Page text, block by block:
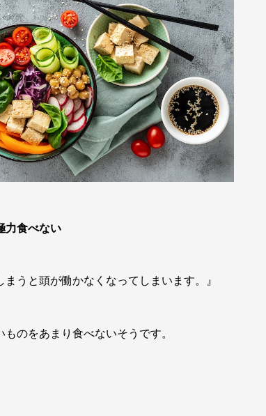
力食べない
うと頭が働かなくなってしまいます。』
ものをあまり食べないそうです。